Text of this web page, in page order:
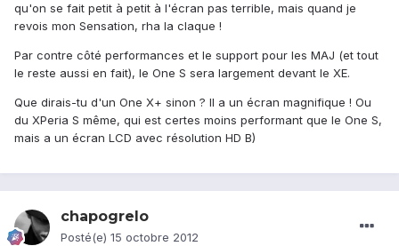
qu'on se fait petit à petit à l'écran pas terrible, mais quand je
revois mon Sensation, rha la claque !
Par contre côté performances et le support pour les MAJ (et tout
le reste aussi en fait), le One S sera largement devant le XE.
Que dirais-tu d'un One X+ sinon ? Il a un écran magnifique ! Ou
du XPeria S même, qui est certes moins performant que le One S,
mais a un écran LCD avec résolution HD B)
chapogrelo
Posté(e) 15 octobre 2012